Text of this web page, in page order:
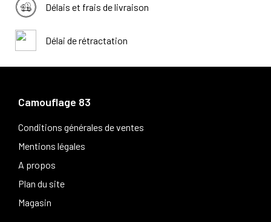
Délais et frais de livraison
Délai de rétractation
Camouflage 83
Conditions générales de ventes
Mentions légales
A propos
Plan du site
Magasin